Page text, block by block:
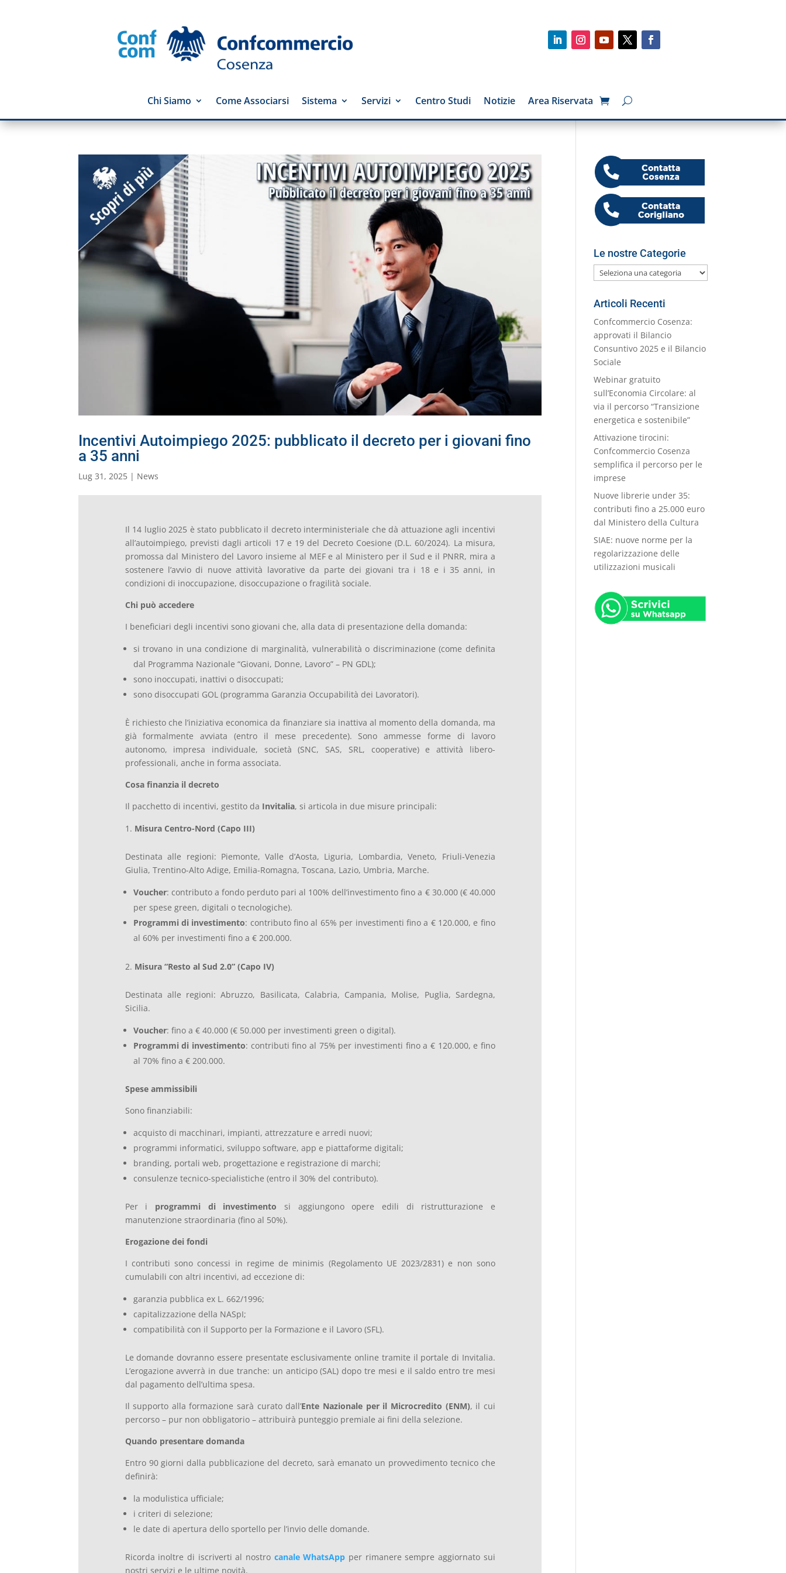
Chi Siamo Come Associarsi Sistema Servizi Centro Studi Notizie Area Riservata
Incentivi Autoimpiego 2025: pubblicato il decreto per i giovani fino
a 35 anni
Lug 31, 2025 | News
Il 14 luglio 2025 è stato pubblicato il decreto interministeriale che dà attuazione agli incentivi
all’autoimpiego, previsti dagli articoli 17 e 19 del Decreto Coesione (D.L. 60/2024). La misura,
promossa dal Ministero del Lavoro insieme al MEF e al Ministero per il Sud e il PNRR, mira a
sostenere l’avvio di nuove attività lavorative da parte dei giovani tra i 18 e i 35 anni, in
condizioni di inoccupazione, disoccupazione o fragilità sociale.
Chi può accedere
I beneficiari degli incentivi sono giovani che, alla data di presentazione della domanda:
si trovano in una condizione di marginalità, vulnerabilità o discriminazione (come definita
dal Programma Nazionale “Giovani, Donne, Lavoro” – PN GDL);
sono inoccupati, inattivi o disoccupati;
sono disoccupati GOL (programma Garanzia Occupabilità dei Lavoratori).
È richiesto che l’iniziativa economica da finanziare sia inattiva al momento della domanda, ma
già formalmente avviata (entro il mese precedente). Sono ammesse forme di lavoro
autonomo, impresa individuale, società (SNC, SAS, SRL, cooperative) e attività libero-
professionali, anche in forma associata.
Cosa finanzia il decreto
Il pacchetto di incentivi, gestito da Invitalia, si articola in due misure principali:
Misura Centro-Nord (Capo III)
Destinata alle regioni: Piemonte, Valle d’Aosta, Liguria, Lombardia, Veneto, Friuli-Venezia
Giulia, Trentino-Alto Adige, Emilia-Romagna, Toscana, Lazio, Umbria, Marche.
Voucher: contributo a fondo perduto pari al 100% dell’investimento fino a € 30.000 (€ 40.000
per spese green, digitali o tecnologiche).
Programmi di investimento: contributo fino al 65% per investimenti fino a € 120.000, e fino
al 60% per investimenti fino a € 200.000.
Misura “Resto al Sud 2.0” (Capo IV)
Destinata alle regioni: Abruzzo, Basilicata, Calabria, Campania, Molise, Puglia, Sardegna,
Sicilia.
Voucher: fino a € 40.000 (€ 50.000 per investimenti green o digital).
Programmi di investimento: contributi fino al 75% per investimenti fino a € 120.000, e fino
al 70% fino a € 200.000.
Spese ammissibili
Sono finanziabili:
acquisto di macchinari, impianti, attrezzature e arredi nuovi;
programmi informatici, sviluppo software, app e piattaforme digitali;
branding, portali web, progettazione e registrazione di marchi;
consulenze tecnico-specialistiche (entro il 30% del contributo).
Per i programmi di investimento si aggiungono opere edili di ristrutturazione e
manutenzione straordinaria (fino al 50%).
Erogazione dei fondi
I contributi sono concessi in regime de minimis (Regolamento UE 2023/2831) e non sono
cumulabili con altri incentivi, ad eccezione di:
garanzia pubblica ex L. 662/1996;
capitalizzazione della NASpI;
compatibilità con il Supporto per la Formazione e il Lavoro (SFL).
Le domande dovranno essere presentate esclusivamente online tramite il portale di Invitalia.
L’erogazione avverrà in due tranche: un anticipo (SAL) dopo tre mesi e il saldo entro tre mesi
dal pagamento dell’ultima spesa.
Il supporto alla formazione sarà curato dall’Ente Nazionale per il Microcredito (ENM), il cui
percorso – pur non obbligatorio – attribuirà punteggio premiale ai fini della selezione.
Quando presentare domanda
Entro 90 giorni dalla pubblicazione del decreto, sarà emanato un provvedimento tecnico che
definirà:
la modulistica ufficiale;
i criteri di selezione;
le date di apertura dello sportello per l’invio delle domande.
Ricorda inoltre di iscriverti al nostro canale WhatsApp per rimanere sempre aggiornato sui
nostri servizi e le ultime novità.
Le nostre Categorie
Le
nostre
Categorie
Articoli Recenti
Confcommercio Cosenza:
approvati il Bilancio
Consuntivo 2025 e il Bilancio
Sociale
Webinar gratuito
sull’Economia Circolare: al
via il percorso “Transizione
energetica e sostenibile”
Attivazione tirocini:
Confcommercio Cosenza
semplifica il percorso per le
imprese
Nuove librerie under 35:
contributi fino a 25.000 euro
dal Ministero della Cultura
SIAE: nuove norme per la
regolarizzazione delle
utilizzazioni musicali